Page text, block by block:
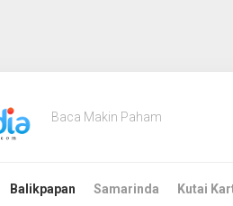
Baca Makin Paham
Balikpapan Samarinda Kutai